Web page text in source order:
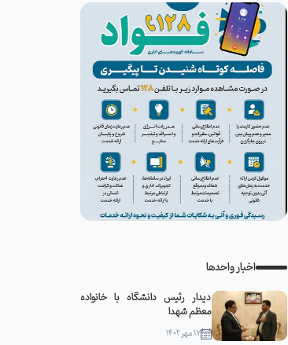
اخبار واحدها
دیدار رئیس دانشگاه با خانواده
معظم شهدا
۱۷ مهر ۱۴۰۲